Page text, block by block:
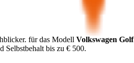
für das Modell Volkswagen Golf
Selbstbehalt bis zu € 500.